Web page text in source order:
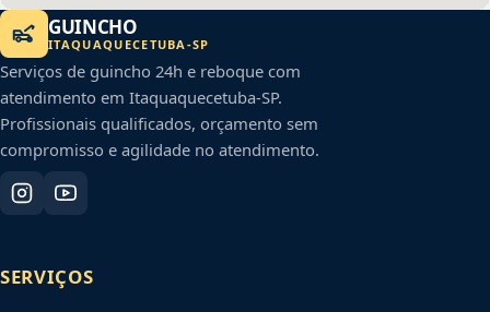
GUINCHO
ITAQUAQUECETUBA -SP
Serviços de guincho 24h e reboque com
atendimento em Itaquaquecetuba-SP.
Profissionais qualificados, orçamento sem
compromisso e agilidade no atendimento.
SERVIÇOS